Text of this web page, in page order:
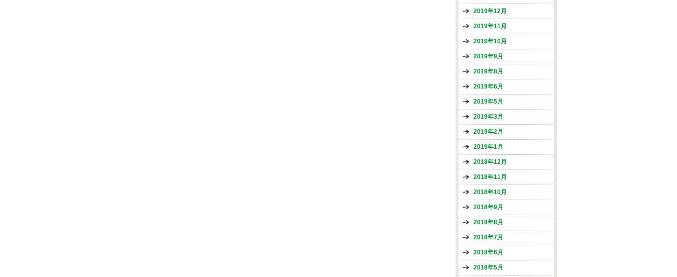
2019年12月
2019年11月
2019年10月
2019年9月
2019年8月
2019年6月
2019年5月
2019年3月
2019年2月
2019年1月
2018年12月
2018年11月
2018年10月
2018年9月
2018年8月
2018年7月
2018年6月
2018年5月